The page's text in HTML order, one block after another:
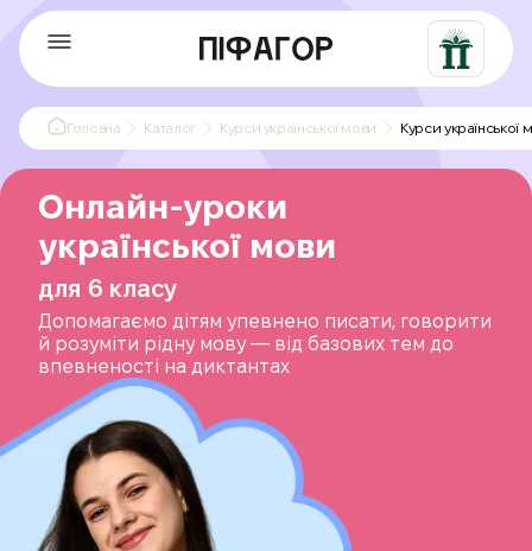
Головна Каталог Курси української мови Курси української
Онлайн-уроки
української мови
для 6 класу
Допомагаємо дітям упевнено писати, говорити
й розуміти рідну мову — від базових тем до
впевненості на диктантах